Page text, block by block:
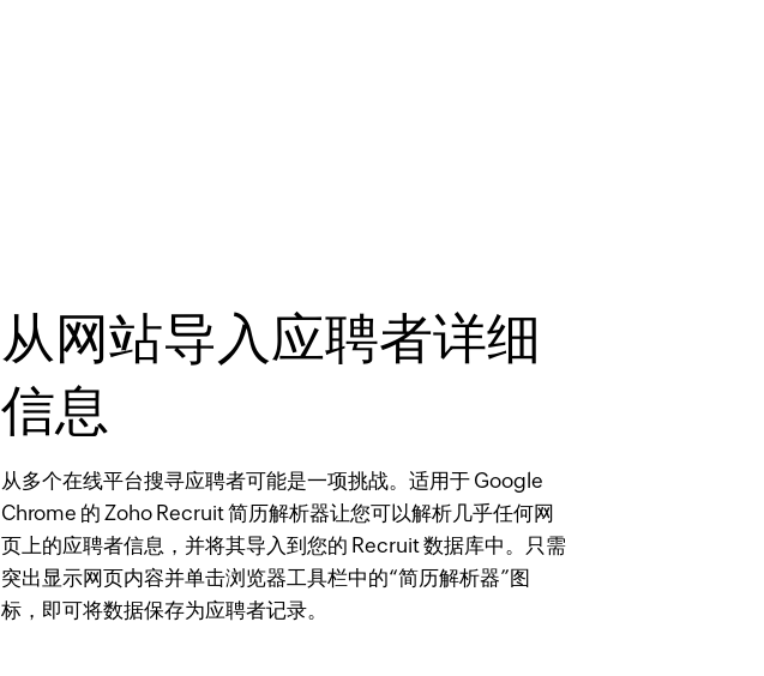
从网站导入应聘者详细
信息
从多个在线平台搜寻应聘者可能是一项挑战。适用于 Google
Chrome 的 Zoho Recruit 简历解析器让您可以解析几乎任何网
页上的应聘者信息，并将其导入到您的 Recruit 数据库中。只需
突出显示网页内容并单击浏览器工具栏中的“简历解析器”图
标，即可将数据保存为应聘者记录。